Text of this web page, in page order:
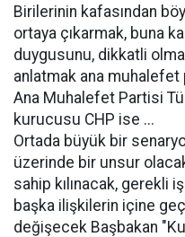
Birilerinin kafasından
ortaya çıkarmak, buna
duygusunu, dikkatli
anlatmak ana
Ana Muhalefet Partisi
kurucusu CHP ise ...
Ortada büyük bir
üzerinde bir unsur
sahip kılınacak, gerekli
başka ilişkilerin içine
değişecek Başbakan